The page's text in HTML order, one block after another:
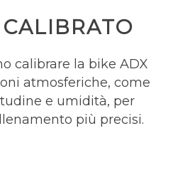
calibrare la bike ADX
atmosferiche, come
e umidità, per
più precisi.